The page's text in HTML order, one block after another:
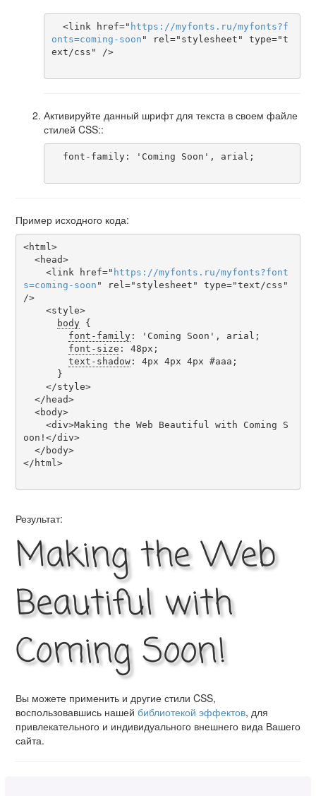
  <link href="
https ://myfonts . ru/myfonts?f
onts=coming-soon " rel="stylesheet" type="t
ext/css" />
Активируйте данный шрифт для текста в своем файле
стилей CSS::
Пример исходного кода:
<html>
    <link href="
https ://myfonts . ru/myfonts?font
s=coming-soon " rel="stylesheet" type="text/css"
/>
body {
font-family: 'Coming Soon', arial;
font-size : 48px;
text-shadow: 4px 4px 4px #aaa;
oon!</div>
</html>
Результат:
Making the Web
Beautiful with
Coming Soon!
Вы можете применить и другие стили CSS,
воспользовавшись нашей библиотекой эффектов, для
привлекательного и индивидуального внешнего вида Вашего
сайта.